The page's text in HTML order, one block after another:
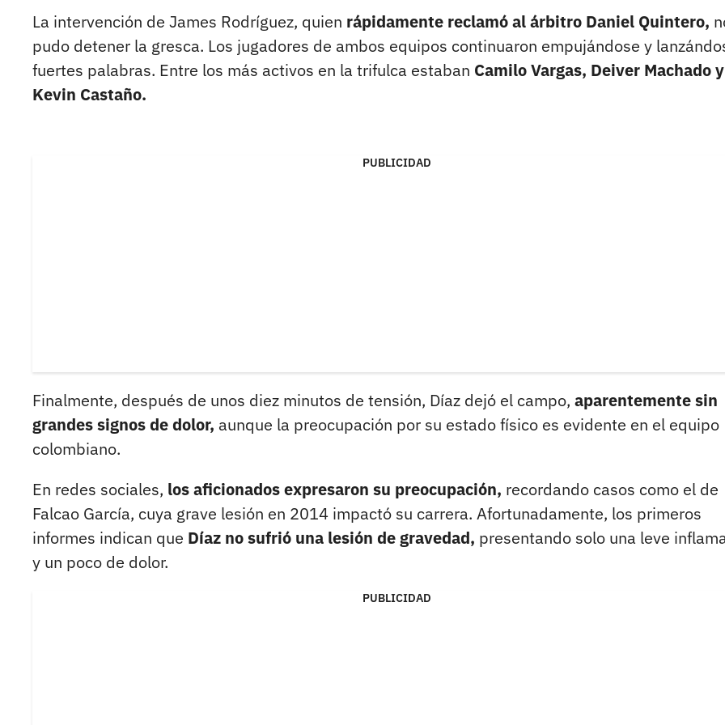
La intervención de James Rodríguez, quien rápidamente reclamó al árbitro Daniel Quintero,
pudo detener la gresca. Los jugadores de ambos equipos continuaron empujándose y
fuertes palabras. Entre los más activos en la trifulca estaban Camilo Vargas, Deiver Machado y
Kevin Castaño.
PUBLICIDAD
Finalmente, después de unos diez minutos de tensión, Díaz dejó el campo, aparentemente sin
grandes signos de dolor, aunque la preocupación por su estado físico es evidente en el equipo
colombiano.
En redes sociales, los aficionados expresaron su preocupación, recordando casos como el de
Falcao García, cuya grave lesión en 2014 impactó su carrera. Afortunadamente, los primeros
informes indican que Díaz no sufrió una lesión de gravedad, presentando solo una leve
y un poco de dolor.
PUBLICIDAD